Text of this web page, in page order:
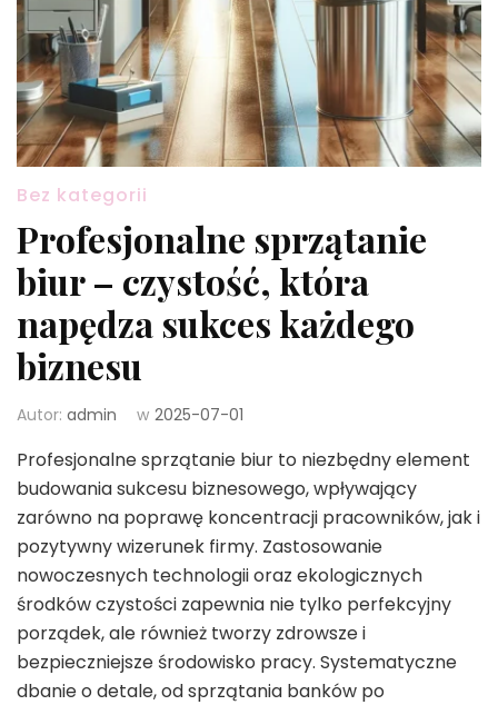
Bez kategorii
Profesjonalne sprzątanie
biur – czystość, która
napędza sukces każdego
biznesu
Autor: admin w 2025-07-01
Profesjonalne sprzątanie biur to niezbędny element
budowania sukcesu biznesowego, wpływający
zarówno na poprawę koncentracji pracowników, jak i
pozytywny wizerunek firmy. Zastosowanie
nowoczesnych technologii oraz ekologicznych
środków czystości zapewnia nie tylko perfekcyjny
porządek, ale również tworzy zdrowsze i
bezpieczniejsze środowisko pracy. Systematyczne
dbanie o detale, od sprzątania banków po